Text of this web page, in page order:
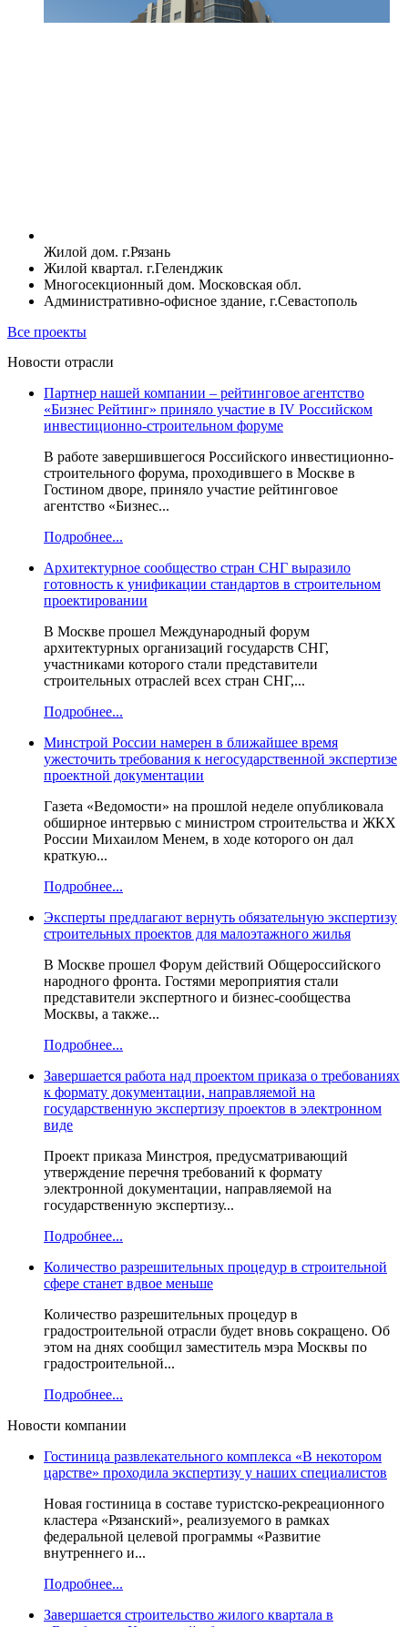
Жилой дом. г.Рязань
Жилой квартал. г.Геленджик
Многосекционный дом. Московская обл.
Административно-офисное здание, г.Севастополь
Все проекты
Новости отрасли
Партнер нашей компании – рейтинговое агентство
«Бизнес Рейтинг» приняло участие в IV Российском
инвестиционно-строительном форуме
В работе завершившегося Российского инвестиционно-
строительного форума, проходившего в Москве в
Гостином дворе, приняло участие рейтинговое
агентство «Бизнес...
Подробнее...
Архитектурное сообщество стран СНГ выразило
готовность к унификации стандартов в строительном
проектировании
В Москве прошел Международный форум
архитектурных организаций государств СНГ,
участниками которого стали представители
строительных отраслей всех стран СНГ,...
Подробнее...
Минстрой России намерен в ближайшее время
ужесточить требования к негосударственной экспертизе
проектной документации
Газета «Ведомости» на прошлой неделе опубликовала
обширное интервью с министром строительства и ЖКХ
России Михаилом Менем, в ходе которого он дал
краткую...
Подробнее...
Эксперты предлагают вернуть обязательную экспертизу
строительных проектов для малоэтажного жилья
В Москве прошел Форум действий Общероссийского
народного фронта. Гостями мероприятия стали
представители экспертного и бизнес-сообщества
Москвы, а также...
Подробнее...
Завершается работа над проектом приказа о требованиях
к формату документации, направляемой на
государственную экспертизу проектов в электронном
виде
Проект приказа Минстроя, предусматривающий
утверждение перечня требований к формату
электронной документации, направляемой на
государственную экспертизу...
Подробнее...
Количество разрешительных процедур в строительной
сфере станет вдвое меньше
Количество разрешительных процедур в
градостроительной отрасли будет вновь сокращено. Об
этом на днях сообщил заместитель мэра Москвы по
градостроительной...
Подробнее...
Новости компании
Гостиница развлекательного комплекса «В некотором
царстве» проходила экспертизу у наших специалистов
Новая гостиница в составе туристско-рекреационного
кластера «Рязанский», реализуемого в рамках
федеральной целевой программы «Развитие
внутреннего и...
Подробнее...
Завершается строительство жилого квартала в